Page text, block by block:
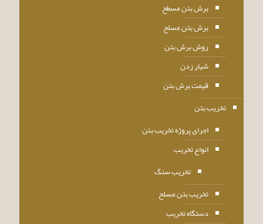
برش بتن مسطح
برش بتن مسلح
روش برش بتن
شیار زدن
قیمت برش بتن
تخریب بتن
اجرای پروژه تخریب بتن
انواع تخریب
تخریب سنگ
تخریب بتن مسلح
دستگاه تخریب